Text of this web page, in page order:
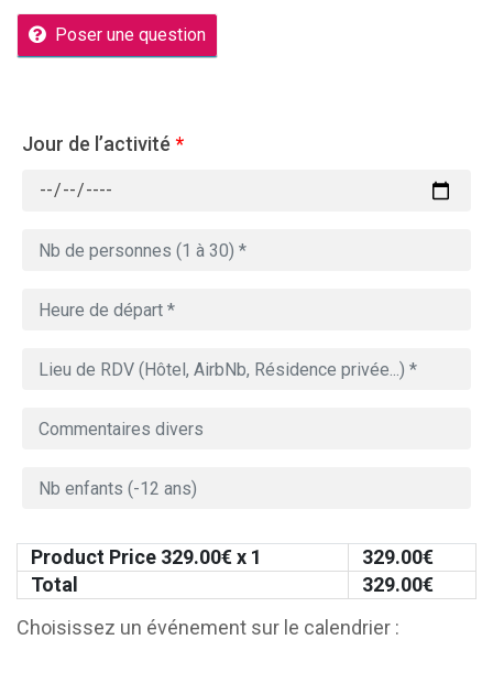
Poser une question
Jour de l’activité *
Product Price 329.00€ x 1 329.00€
Total
329.00€
Choisissez un événement sur le calendrier :